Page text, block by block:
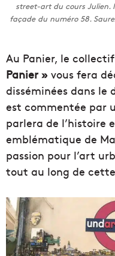
street-art du cours Julien.
façade du numéro 58.
Au Panier, le collectif
Panier » vous fera
disséminées dans le
est commentée par
parlera de l’histoire
emblématique de
passion pour l’art
tout au long de